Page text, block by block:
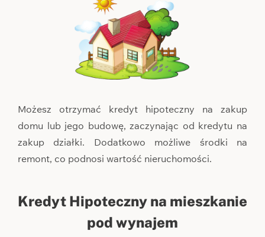
Możesz otrzymać kredyt hipoteczny na zakup
domu lub jego budowę, zaczynając od kredytu na
zakup działki. Dodatkowo możliwe środki na
remont, co podnosi wartość nieruchomości.
Kredyt Hipoteczny na mieszkanie
pod wynajem